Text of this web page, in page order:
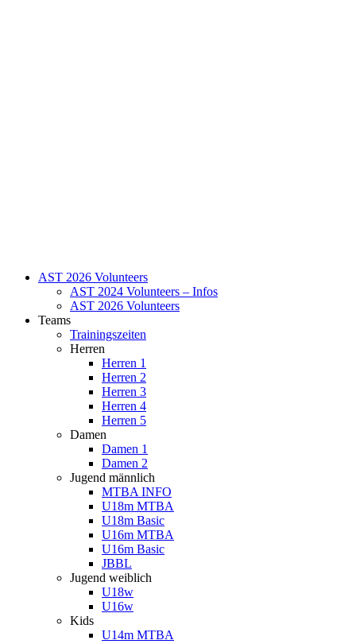
AST 2026 Volunteers
AST 2024 Volunteers – Infos
AST 2026 Volunteers
Teams
Trainingszeiten
Herren
Herren 1
Herren 2
Herren 3
Herren 4
Herren 5
Damen
Damen 1
Damen 2
Jugend männlich
MTBA INFO
U18m MTBA
U18m Basic
U16m MTBA
U16m Basic
JBBL
Jugend weiblich
U18w
U16w
Kids
U14m MTBA